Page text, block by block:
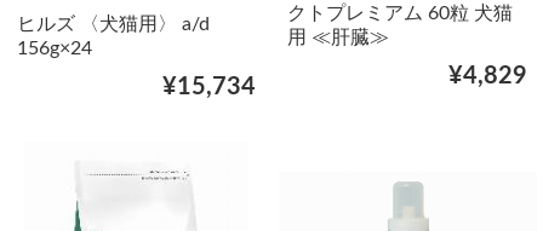
ヒルズ 〈犬猫用〉 a/d
156g×24
¥15,734
クトプレミアム 60粒 犬猫
用 ≪肝臓≫
¥4,829